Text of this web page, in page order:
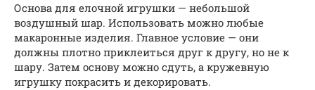
Основа для елочной игрушки — небольшой
воздушный шар. Использовать можно любые
макаронные изделия. Главное условие — они
должны плотно приклеиться друг к другу, но не к
шару. Затем основу можно сдуть, а кружевную
игрушку покрасить и декорировать.